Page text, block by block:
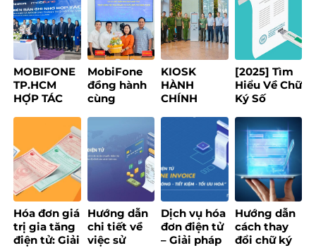
MOBIFONE
TP.HCM
HỢP TÁC
XÂY DỰNG
NỀN TẢNG
CREATOR
ECONOMY
MobiFone
đồng hành
cùng
thúc đẩy
chuyển đổi
số, xây
dựng chính
quyền số
ứng dụng
AI
KIOSK
HÀNH
CHÍNH
MINH – GIẢI
PHÁP SỐ
MOBIFONE
HƯỚNG TỚI
PHỤC VỤ
NGƯỜI DÂN
[2025] Tìm
Hiểu Về Chữ
Ký Số
Ích, Loại
Hình & Ứng
Dụng
Hóa đơn giá
trị gia tăng
điện tử: Giải
Hướng dẫn
chi tiết về
việc sử
Dịch vụ hóa
đơn điện tử
– Giải pháp
Hướng dẫn
cách thay
đổi chữ ký